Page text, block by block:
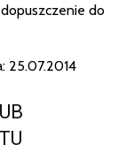
do
25.07.2014